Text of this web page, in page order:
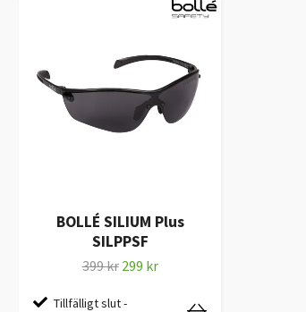
BOLLÉ SILIUM Plus
SILPPSF
399 kr 299 kr
Tillfälligt slut -